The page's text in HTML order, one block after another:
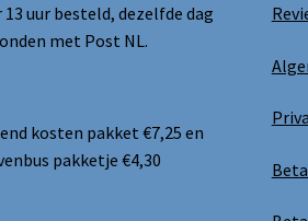
13 uur besteld, dezelfde dag
met Post NL.
kosten pakket €7,25 en
pakketje €4,30